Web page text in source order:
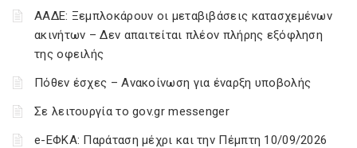
ΑΑΔΕ: Ξεμπλοκάρουν οι μεταβιβάσεις κατασχεμένων
ακινήτων – Δεν απαιτείται πλέον πλήρης εξόφληση
της οφειλής
Πόθεν έσχες – Ανακοίνωση για έναρξη υποβολής
Σε λειτουργία το gov.gr messenger
e-ΕΦΚΑ: Παράταση μέχρι και την Πέμπτη 10/09/2026